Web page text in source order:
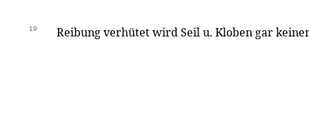
19 Reibung verhütet wird Seil u. Kloben gar